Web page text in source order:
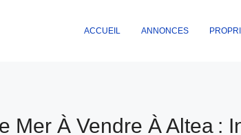
ACCUEIL ANNONCES
Mer À Vendre À Altea :